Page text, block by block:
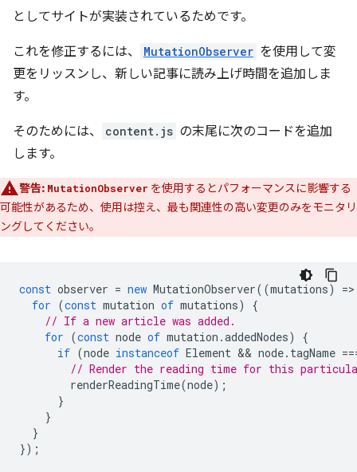
としてサイトが実装されているためです。
これを修正するには、 MutationObserver を使用して変
更をリッスンし、新しい記事に読み上げ時間を追加しま
す。
そのためには、 content.js の末尾に次のコードを追加
します。
警告: MutationObserver を使用するとパフォーマンスに影響する
可能性があるため、使用は控え、最も関連性の高い変更のみをモニタリ
ングしてください。
const observer = new MutationObserver((mutations) =>
for (const mutation of mutations)
{
// If a new article was added.
for (const node of mutation .addedNodes)
{
if (node instanceof Element && node. tagName
// Render the reading time for this
renderReadingTime(node);
}
}
}
});